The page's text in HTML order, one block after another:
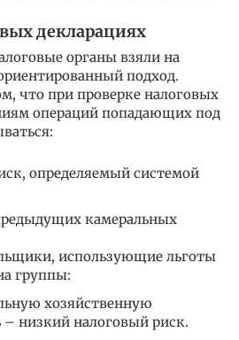
декларациях
органы взяли на
подход.
что при проверке налоговых
операций попадающих под
определяемый системой
камеральных
использующие льготы
группы:
хозяйственную
– низкий налоговый риск.